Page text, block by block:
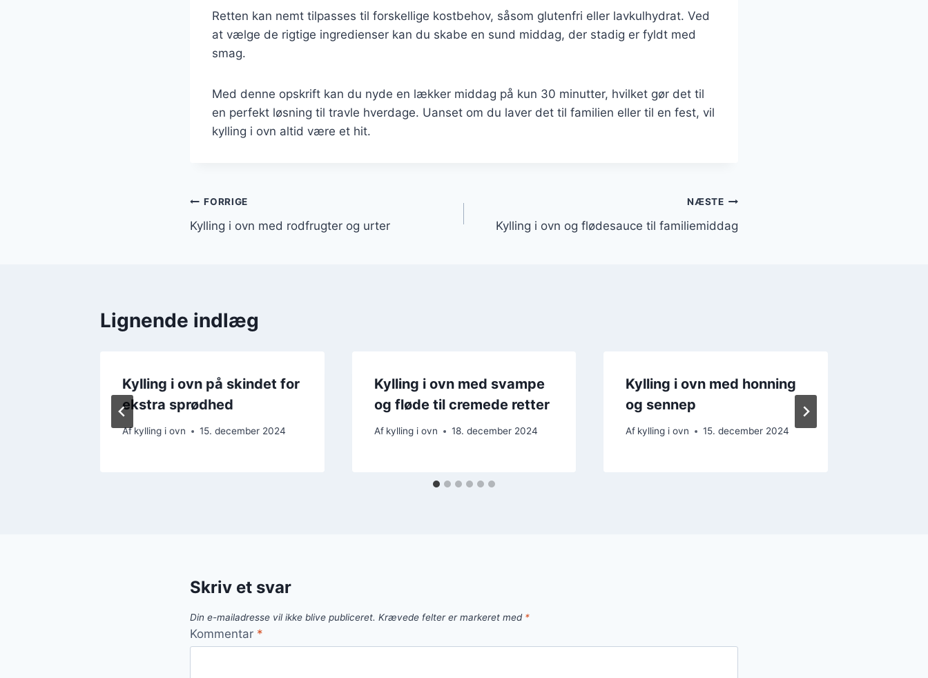
Retten kan nemt tilpasses til forskellige kostbehov, såsom glutenfri eller lavkulhydrat. Ved
at vælge de rigtige ingredienser kan du skabe en sund middag, der stadig er fyldt med
smag.
Med denne opskrift kan du nyde en lækker middag på kun 30 minutter, hvilket gør det til
en perfekt løsning til travle hverdage. Uanset om du laver det til familien eller til en fest, vil
kylling i ovn altid være et hit.
Indlægsnavigation
FORRIGE
Kylling i ovn med rodfrugter og urter
NÆSTE
Kylling i ovn og flødesauce til familiemiddag
Lignende indlæg
Kylling i ovn på skindet for
ekstra sprødhed
Af kylling i ovn 15. december 2024
Kylling i ovn med svampe
og fløde til cremede retter
Af kylling i ovn 18. december 2024
Kylling i ovn med honning
og sennep
Af kylling i ovn 15. december 2024
Skriv et svar
Din e-mailadresse vil ikke blive publiceret. Krævede felter er markeret med *
Kommentar *